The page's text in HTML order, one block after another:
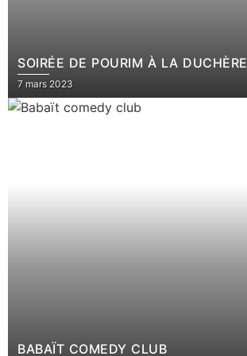
SOIRÉE DE POURIM À LA DUCHÈRE
7 mars 2023
BABAÏT COMEDY CLUB